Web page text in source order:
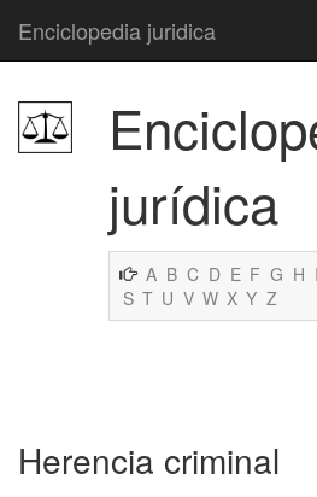
Enciclopedia juridica
jurídica
A B C D E F G H I
S T U V W X Y Z
Herencia criminal